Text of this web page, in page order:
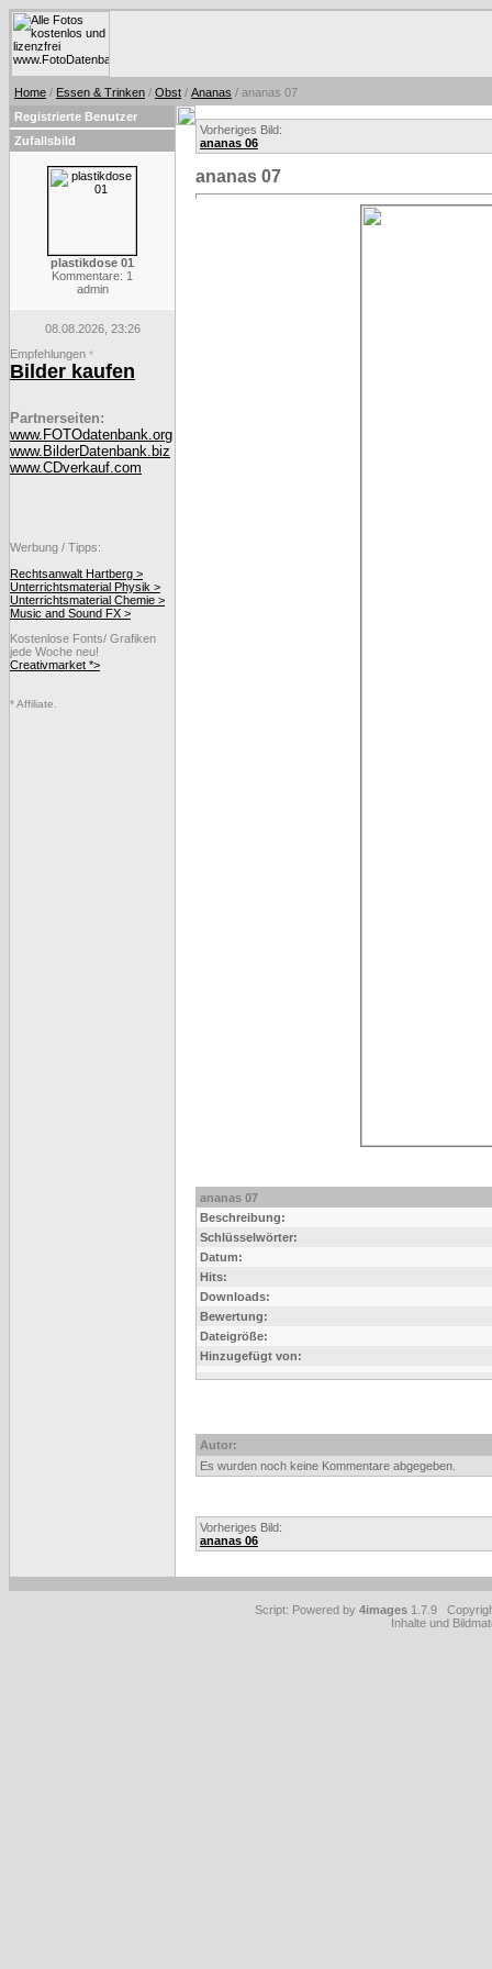
Home / Essen & Trinken / Obst / Ananas / ananas 07
Registrierte Benutzer
Zufallsbild
plastikdose 01
Kommentare: 1
admin
08.08.2026, 23:26
Empfehlungen *
Bilder kaufen
Partnerseiten:
www.FOTOdatenbank.org
www.BilderDatenbank.biz
www.CDverkauf.com
Werbung / Tipps:
Rechtsanwalt Hartberg >
Unterrichtsmaterial Physik >
Unterrichtsmaterial Chemie >
Music and Sound FX >
Kostenlose Fonts/ Grafiken
jede Woche neu!
Creativmarket *>
* Affiliate.
Vorheriges Bild:
ananas 06
ananas 07
ananas 07
Beschreibung:
Schlüsselwörter:
Datum:
Hits:
Downloads:
Bewertung:
Dateigröße:
Hinzugefügt von:
Autor:
Es wurden noch keine Kommentare abgegeben.
Vorheriges Bild:
ananas 06
Script: Powered by 4images 1.7.9
Inhalte und